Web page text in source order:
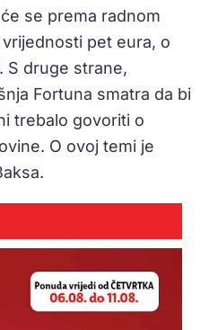
se prema radnom
pet eura, o
. S druge strane,
Fortuna smatra da bi
trebalo govoriti o
O ovoj temi je